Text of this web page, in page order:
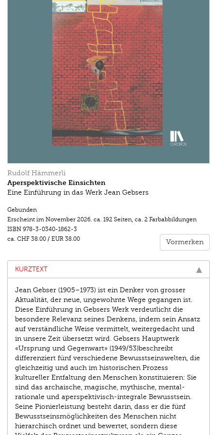
Rudolf Hämmerli
Aperspektivische Einsichten
Eine Einführung in das Werk Jean Gebsers
Gebunden
Erscheint im November 2026 ca. 192 Seiten ca. 2 Farbabbildungen
ISBN 978-3-0340-1862-3
ca. CHF 38.00 / EUR 38.00 Vormerken
KURZTEXT
Jean Gebser (1905–1973) ist ein Denker von grosser
Aktualität, der neue, ungewohnte Wege gegangen ist.
Diese Einführung in Gebsers Werk verdeutlicht die
besondere Relevanz seines Denkens, indem sein Ansatz
auf verständliche Weise vermittelt, weitergedacht und
in unsere Zeit übersetzt wird. Gebsers Hauptwerk
«Ursprung und Gegenwart» (1949/53)beschreibt
differenziert fünf verschiedene Bewusstseinswelten, die
gleichzeitig und auch im historischen Prozess
kultureller Entfaltung den Menschen konstituieren: Sie
sind das archaische, magische, mythische, mental-
rationale und aperspektivisch-integrale Bewusstsein.
Seine Pionierleistung besteht darin, dass er die fünf
Bewusstseinsmöglichkeiten des Menschen nicht
hierarchisch ordnet und bewertet, sondern diese